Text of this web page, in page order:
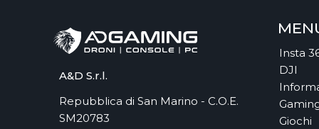
A&D S.r.l.
Repubblica di San Marino - C.O.E.
SM20783
Insta
DJI
Giochi